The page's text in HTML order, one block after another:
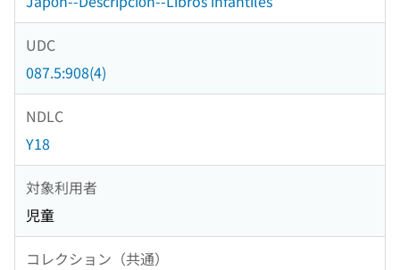
UDC
087.5:908(4)
NDLC
Y18
対象利用者
児童
コレクション（共通）